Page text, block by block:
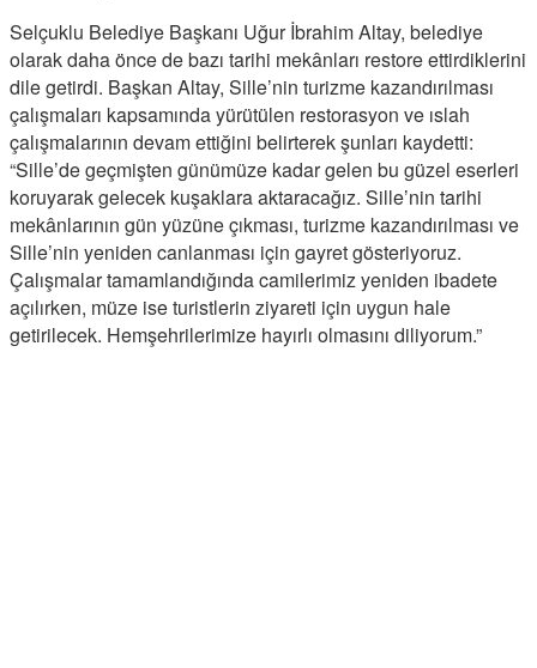
Selçuklu Belediye Başkanı Uğur İbrahim Altay, belediye
olarak daha önce de bazı tarihi mekânları restore ettirdiklerini
dile getirdi. Başkan Altay, Sille’nin turizme kazandırılması
çalışmaları kapsamında yürütülen restorasyon ve ıslah
çalışmalarının devam ettiğini belirterek şunları kaydetti:
“Sille’de geçmişten günümüze kadar gelen bu güzel eserleri
koruyarak gelecek kuşaklara aktaracağız. Sille’nin tarihi
mekânlarının gün yüzüne çıkması, turizme kazandırılması ve
Sille’nin yeniden canlanması için gayret gösteriyoruz.
Çalışmalar tamamlandığında camilerimiz yeniden ibadete
açılırken, müze ise turistlerin ziyareti için uygun hale
getirilecek. Hemşehrilerimize hayırlı olmasını diliyorum.”